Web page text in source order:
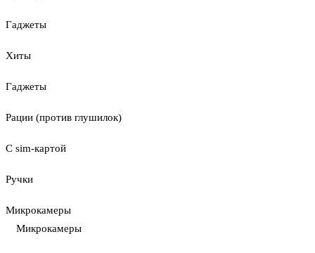
Гаджеты
Хиты
Гаджеты
Рации (против глушилок)
С sim-картой
Ручки
Микрокамеры
Микрокамеры